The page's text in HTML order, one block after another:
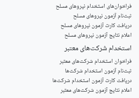
‌فراخوان‌های استخدام‌ نیروهای مسلح
ثبت‌نام آزمون نیروهای مسلح
دریافت کارت آزمون نیروهای مسلح
اعلام نتایج آزمون نیروهای مسلح
استخدام‌ شرکت‌های معتبر
فراخوان استخدام شرکت‌های معتبر
ثبت‌نام آزمون استخدام شرکت‌ها
دریافت کارت آزمون استخدام شرکت‌ها
اعلام نتایج آزمون شرکت‌های معتبر